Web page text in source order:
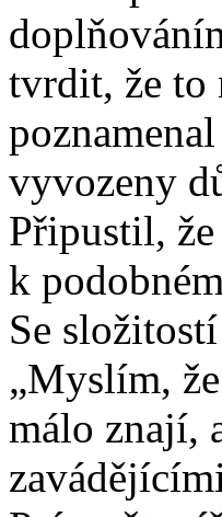
tvrdit, že to
vyvozeny
Připustil,
k
Se
„Myslím,
málo znají,